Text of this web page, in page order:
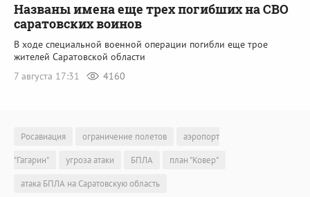
Названы имена еще трех погибших на СВО
саратовских воинов
В ходе специальной военной операции погибли еще трое
жителей Саратовской области
7 августа 17:31
4160
Росавиация ограничение полетов
аэропорт
"Гагарин"
угроза атаки БПЛА
план "Ковер"
атака БПЛА на Саратовскую область